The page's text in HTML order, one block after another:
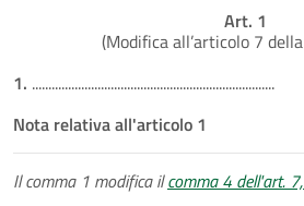
Art. 1
(Modifica all’articolo 7
1. ..........................................................................
Nota relativa all'articolo 1
Il comma 1 modifica ilcomma 4 dell'art.